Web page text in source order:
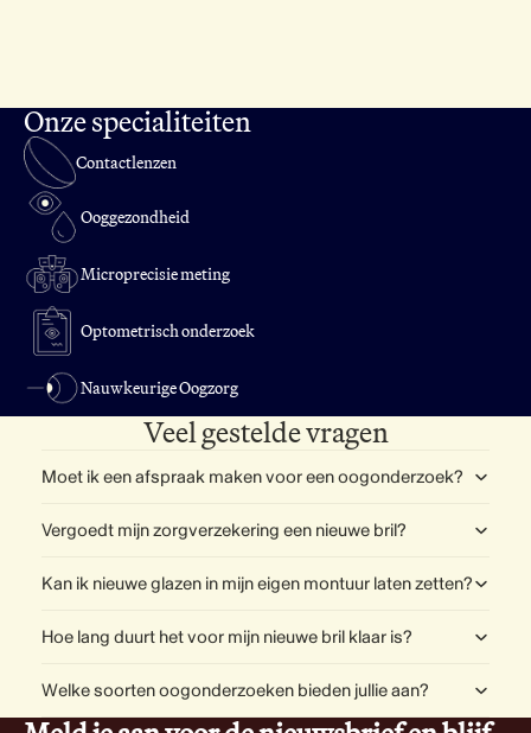
Onze specialiteiten
Contactlenzen
Ooggezondheid
Microprecisie meting
Optometrisch onderzoek
Nauwkeurige Oogzorg
Veel gestelde vragen
Moet ik een afspraak maken voor een oogonderzoek?
Vergoedt mijn zorgverzekering een nieuwe bril?
Kan ik nieuwe glazen in mijn eigen montuur laten zetten?
Hoe lang duurt het voor mijn nieuwe bril klaar is?
Welke soorten oogonderzoeken bieden jullie aan?